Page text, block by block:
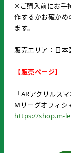
※ご購入前にお手
作するかお確かめ
ます。
販売エリア：日本
【販売ページ】
「ARアクリルス
Mリーグオフィシ
https://shop.m-